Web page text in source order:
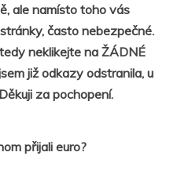
ale namísto toho vás
často nebezpečné.
neklikejte na ŽÁDNÉ
již odkazy odstranila, u
za pochopení.
přijali euro?